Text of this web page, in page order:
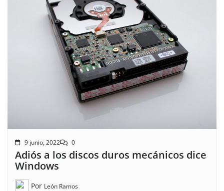
9 junio, 2022 0
Adiós a los discos duros mecánicos dice
Windows
Por León Ramos